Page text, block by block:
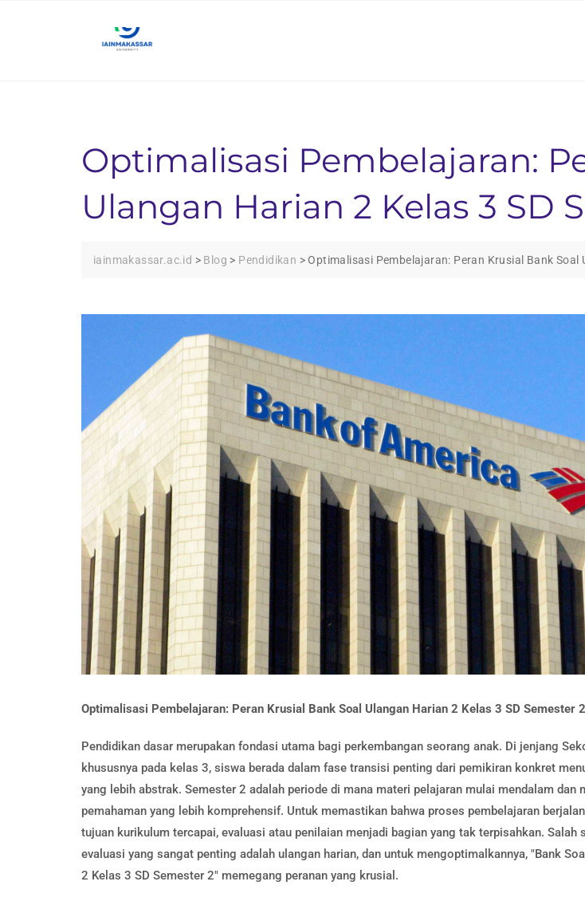
Optimalisasi Pembelajaran:
Ulangan Harian 2 Kelas 3 SD
iainmakassar.ac.id > Blog > Pendidikan >Optimalisasi Pembelajaran: Peran Krusial Bank Soal
Optimalisasi Pembelajaran: Peran Krusial Bank Soal Ulangan Harian 2 Kelas 3 SD Semester 2
Pendidikan dasar merupakan fondasi utama bagi perkembangan seorang anak. Di jenjang
khususnya pada kelas 3, siswa berada dalam fase transisi penting dari pemikiran konkret
yang lebih abstrak. Semester 2 adalah periode di mana materi pelajaran mulai mendalam dan
pemahaman yang lebih komprehensif. Untuk memastikan bahwa proses pembelajaran
tujuan kurikulum tercapai, evaluasi atau penilaian menjadi bagian yang tak terpisahkan. Salah
evaluasi yang sangat penting adalah ulangan harian, dan untuk mengoptimalkannya, "Bank
2 Kelas 3 SD Semester 2" memegang peranan yang krusial.